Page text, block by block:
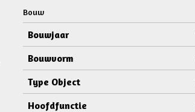
Bouw
Bouwjaar
Bouwvorm
Type Object
Hoofdfunctie